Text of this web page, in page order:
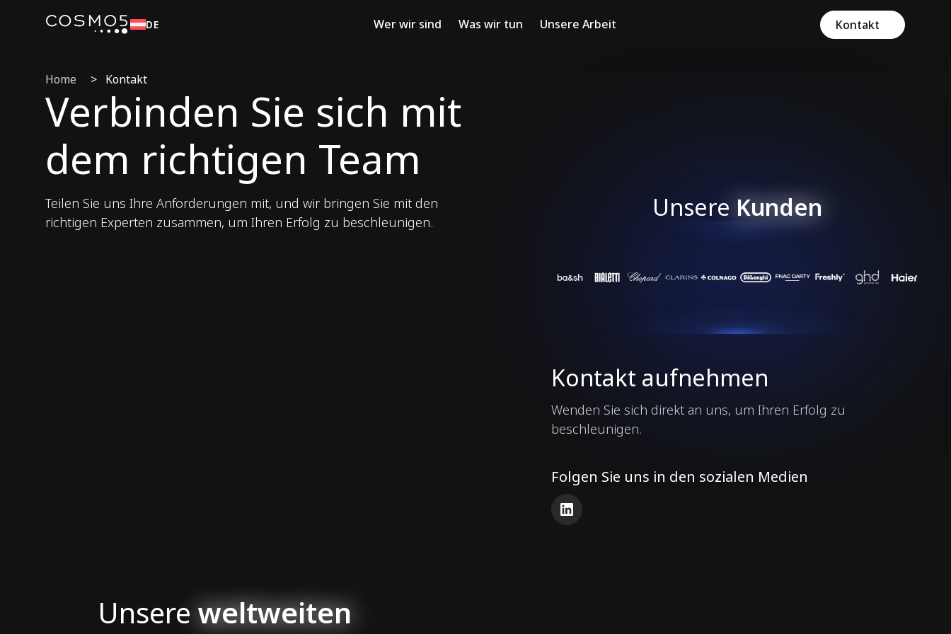
DE Wer wir sind Was wir tun Unsere Arbeit Kontakt
Home > Kontakt
Verbinden Sie sich mit
dem richtigen Team
Teilen Sie uns Ihre Anforderungen mit, und wir bringen Sie mit den
richtigen Experten zusammen, um Ihren Erfolg zu beschleunigen.
Unsere Kunden
Unsere Kunden
Kontakt aufnehmen
Wenden Sie sich direkt an uns, um Ihren Erfolg zu
beschleunigen.
Folgen Sie uns in den sozialen Medien
LinkedIn
Unsere weltweiten